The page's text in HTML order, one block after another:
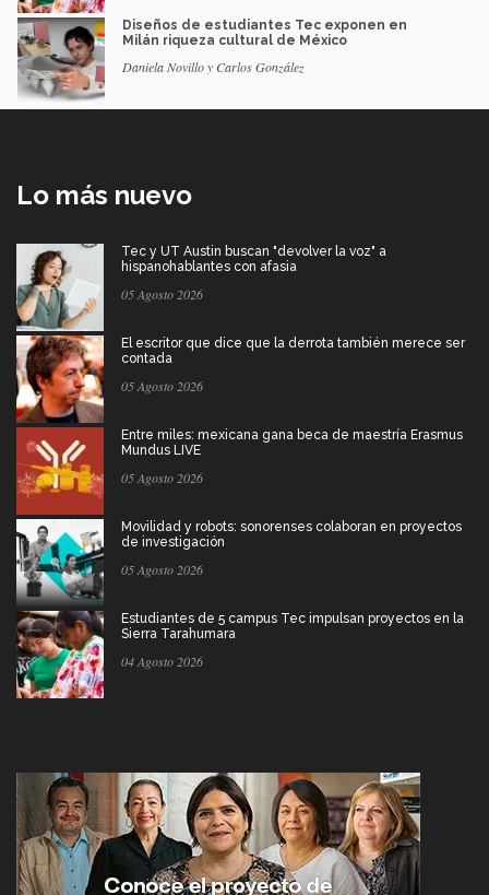
Diseños de estudiantes Tec exponen en
Milán riqueza cultural de México
Daniela Novillo y Carlos González
Lo más nuevo
Tec y UT Austin buscan "devolver la voz" a
hispanohablantes con afasia
05 Agosto 2026
El escritor que dice que la derrota también merece ser
contada
05 Agosto 2026
Entre miles: mexicana gana beca de maestría Erasmus
Mundus LIVE
05 Agosto 2026
Movilidad y robots: sonorenses colaboran en proyectos
de investigación
05 Agosto 2026
Estudiantes de 5 campus Tec impulsan proyectos en la
Sierra Tarahumara
04 Agosto 2026